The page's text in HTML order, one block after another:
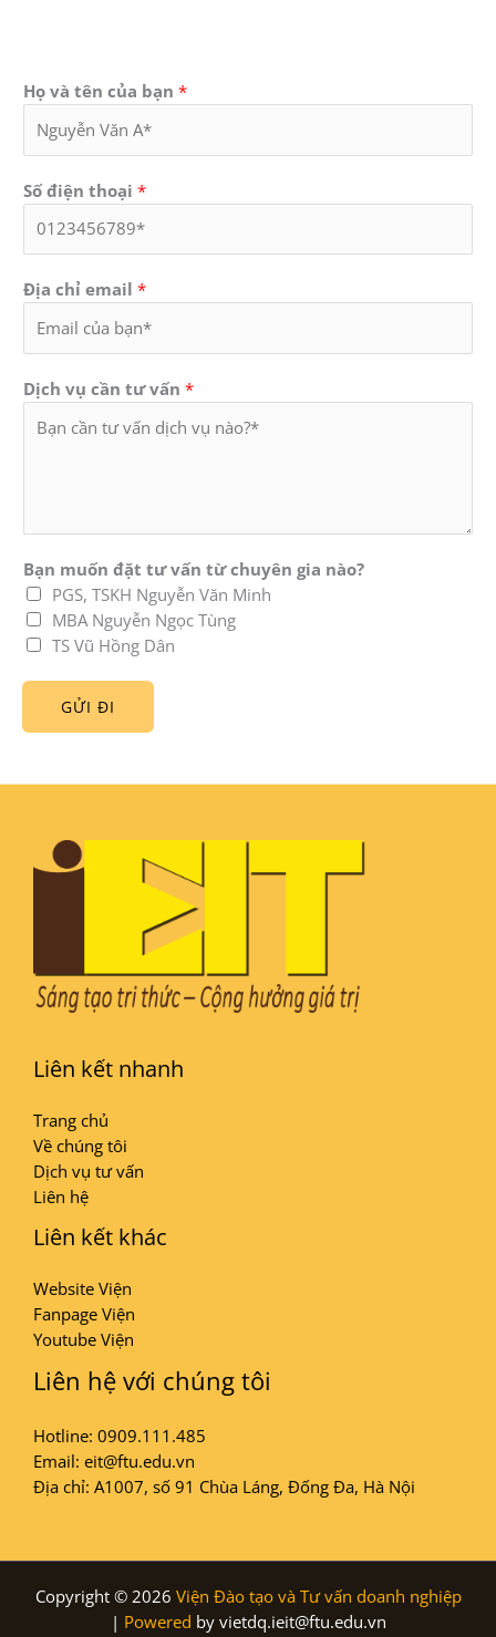
Họ và tên của bạn *
Số điện thoại *
Địa chỉ email *
Dịch vụ cần tư vấn *
Bạn muốn đặt tư vấn từ chuyên gia nào?
PGS, TSKH Nguyễn Văn Minh
MBA Nguyễn Ngọc Tùng
TS Vũ Hồng Dân
GỬI ĐI
Liên kết nhanh
Trang chủ
Về chúng tôi
Dịch vụ tư vấn
Liên hệ
Liên kết khác
Website Viện
Fanpage Viện
Youtube Viện
Liên hệ với chúng tôi
Hotline: 0909.111.485
Email: eit@ftu.edu.vn
Địa chỉ: A1007, số 91 Chùa Láng, Đống Đa, Hà Nội
Copyright © 2026 Viện Đào tạo và Tư vấn doanh nghiệp
| Powered by vietdq.ieit@ftu.edu.vn